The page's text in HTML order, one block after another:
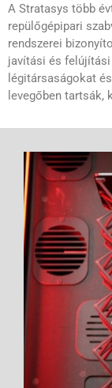
A Stratasys több
repülőgépipari
rendszerei
javítási és
légitársaságokat
levegőben tartsák,